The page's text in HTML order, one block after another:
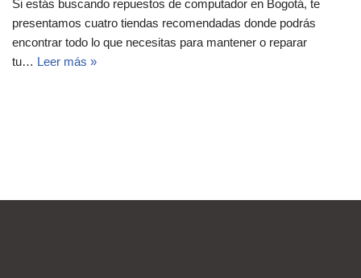
Si estás buscando repuestos de computador en Bogotá, te
presentamos cuatro tiendas recomendadas donde podrás
encontrar todo lo que necesitas para mantener o reparar
tu… Leer más »